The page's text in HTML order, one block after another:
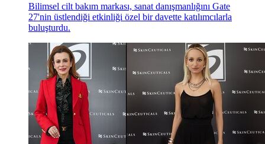
Bilimsel cilt bakım markası, sanat danışmanlığını Gate
27'nin üstlendiği etkinliği özel bir davette katılımcılarla
buluşturdu.